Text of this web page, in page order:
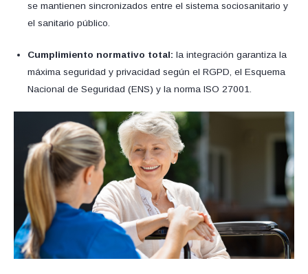
se mantienen sincronizados entre el sistema sociosanitario y
el sanitario público.
Cumplimiento normativo total: la integración garantiza la
máxima seguridad y privacidad según el RGPD, el Esquema
Nacional de Seguridad (ENS) y la norma ISO 27001.